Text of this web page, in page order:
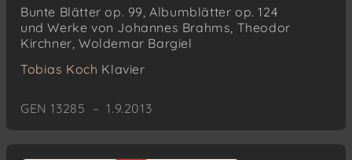
Bunte Blätter op. 99, Albumblätter op. 124
und Werke von Johannes Brahms, Theodor
Kirchner, Woldemar Bargiel
Tobias Koch Klavier
GEN 13285 – 1.9.2013